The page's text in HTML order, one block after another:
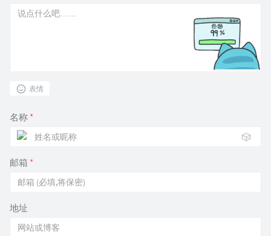
表情
名称 *
🎲
邮箱 *
地址